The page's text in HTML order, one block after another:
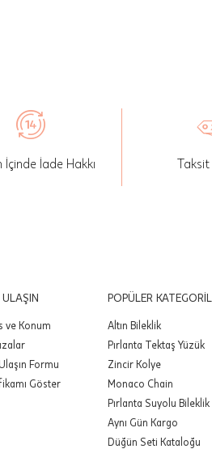
İçinde İade Hakkı Taksit
ve Konum
Formu
Göster
POPÜLER
Altın Bileklik
Pırlanta Tektaş Yüzük
Zincir Kolye
Monaco Chain
Pırlanta Suyolu Bileklik
Aynı Gün Kargo
Düğün Seti Kataloğu
itibaren 14 gün içerisinde iade
ve iptali yapılmamaktadır.